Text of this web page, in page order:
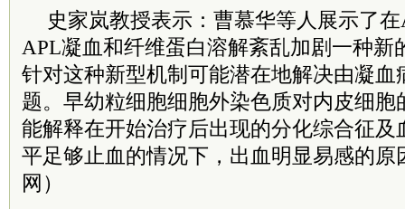
史家岚教授表示：曹慕华等人展示了
APL凝血和纤维蛋白溶解紊乱加剧一种新
针对这种新型机制可能潜在地解决由凝血
题。早幼粒细胞细胞外染色质对内皮细胞
能解释在开始治疗后出现的分化综合征及
平足够止血的情况下，出血明显易感的原
网）